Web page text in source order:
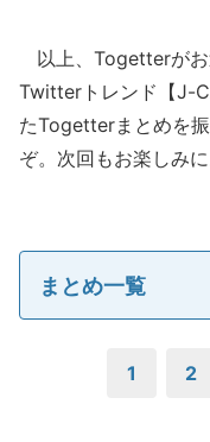
以上、Togetterがお
Twitterトレンド【J-
たTogetterまとめを
ぞ。次回もお楽しみに
まとめ一覧
1 2